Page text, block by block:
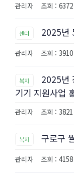
관리자 조회 : 6372
센터 2025년
관리자 조회 : 3910
복지
2025년
기기 지원사업
관리자 조회 : 3821
복지 구로구
관리자 조회 : 4158